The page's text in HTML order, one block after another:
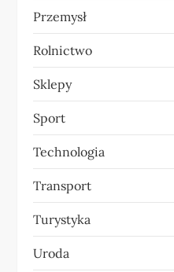
Przemysł
Rolnictwo
Sklepy
Sport
Technologia
Transport
Turystyka
Uroda